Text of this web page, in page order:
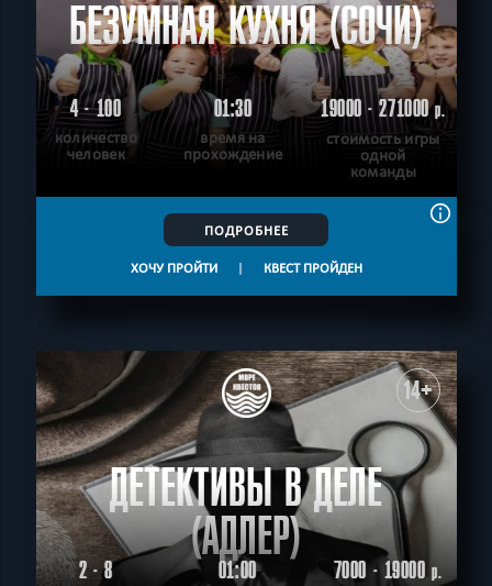
БЕЗУМНАЯ КУХНЯ (СОЧИ)
4 - 100
количество
человек
01:30
время на
прохождение
19000 - 271000р.
стоимость игры
одной
команды
ПОДРОБНЕЕ
ХОЧУ ПРОЙТИ | КВЕСТ ПРОЙДЕН
14+
ДЕТЕКТИВЫ В ДЕЛЕ
(АДЛЕР)
2 - 8 01:00 7000 - 19000р.